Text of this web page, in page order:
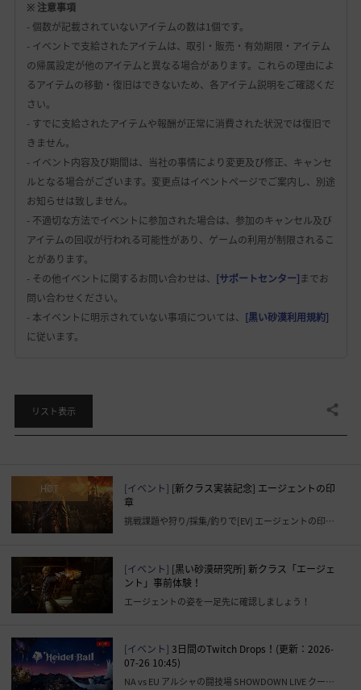
※ 注意事項
- 個数が記載されていないアイテムの数は1個です。
- イベントで支給されたアイテムは、取引・販売・有効期限・アイテム
の帰属設定が他のアイテムと異なる場合があります。これらの理由によ
るアイテムの移動・復旧はできないため、各アイテム説明をご確認くだ
さい。
- すでに支給されたアイテムや報酬が正常に消費された状況では復旧で
きません。
- イベント内容及び期間は、当社の事情により変更及び修正、キャンセ
ルとなる場合がございます。変更点はイベントページでご案内し、別途
お知らせは致しません。
- 不適切な方法でイベントに参加された場合は、参加のキャンセル及び
アイテムの回収が行われる可能性があり、ゲームの利用が制限されるこ
とがあります。
- その他イベントに関するお問い合わせは、 [サポートセンター]までお
問い合わせください。
- 本イベントに明示されていない事項については、 [黒い砂漠利用規約]
に従います。
リスト表示 共有する
HOT [イベント] [新クラス実装記念] エージェントの印
章
挑戦課題や狩り/採集/釣りで[EV] エージェントの印章を獲得し、報酬と交換しましょう。
[イベント] [黒い砂漠研究所] 新クラス「エージェ
ント」事前体験！
エージェントの姿を一足先に確認しましょう！
[イベント] 3日間のTwitch Drops！(更新：2026-
07-26 10:45)
NA vs EU アルシャの闘技場 SHOWDOWN LIVE クーポンについて、追記いたしました。